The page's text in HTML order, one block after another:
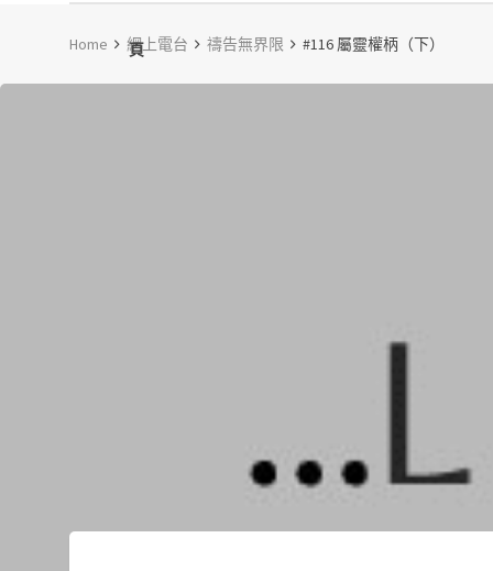
頁
Home 網上電台 禱告無界限 #116 屬靈權柄（下）